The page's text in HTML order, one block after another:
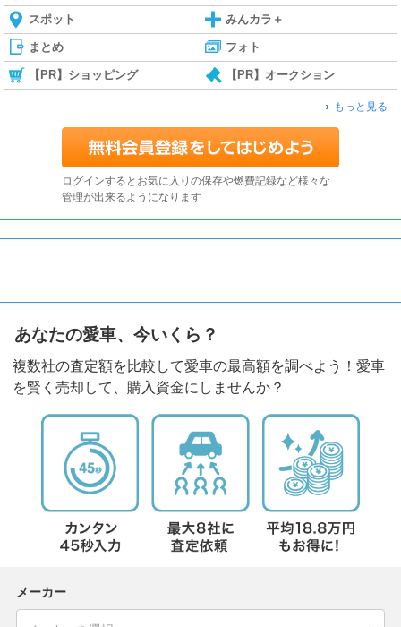
スポット みんカラ＋
まとめ フォト
【PR】ショッピング 【PR】オークション
もっと見る
ログインするとお気に入りの保存や燃費記録など様々な
管理が出来るようになります
あなたの愛車、今いくら？
複数社の査定額を比較して愛車の最高額を調べよう！愛車
を賢く売却して、購入資金にしませんか？
メーカー